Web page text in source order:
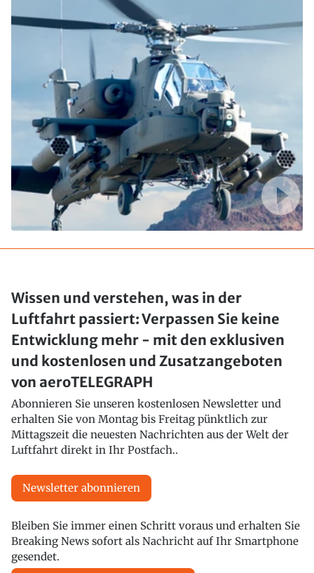
Wissen und verstehen, was in der
Luftfahrt passiert: Verpassen Sie keine
Entwicklung mehr - mit den exklusiven
und kostenlosen und Zusatzangeboten
von aeroTELEGRAPH
Abonnieren Sie unseren kostenlosen Newsletter und
erhalten Sie von Montag bis Freitag pünktlich zur
Mittagszeit die neuesten Nachrichten aus der Welt der
Luftfahrt direkt in Ihr Postfach..
Newsletter abonnieren
Bleiben Sie immer einen Schritt voraus und erhalten Sie
Breaking News sofort als Nachricht auf Ihr Smartphone
gesendet.